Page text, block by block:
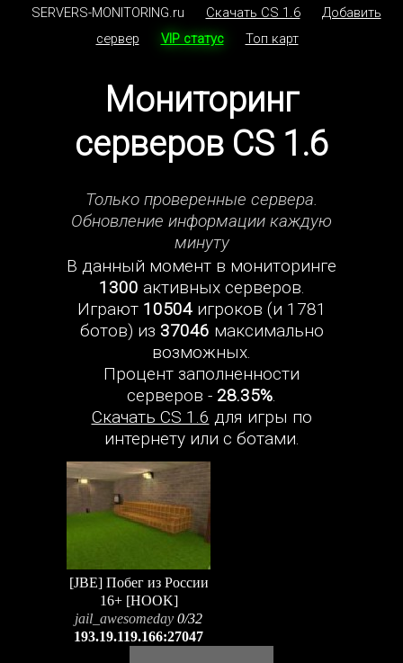
SERVERS-MONITORING.ru Скачать CS 1.6
Добавить
сервер
VIP статус Топ карт
Мониторинг
серверов CS 1.6
Только проверенные сервера.
Обновление информации каждую
минуту
В данный момент в мониторинге
1300 активных серверов.
Играют 10504игроков (и 1781
ботов) из 37046 максимально
возможных.
Процент заполненности
серверов - 28.35%.
Скачать CS 1.6 для игры по
интернету или с ботами.
[JBE] Побег из России
16+ [HOOK]
jail_awesomeday 0/32
193.19.119.166:27047